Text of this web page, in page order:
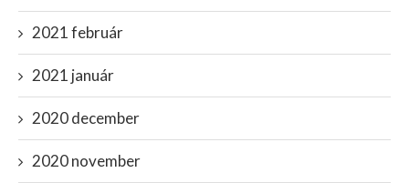
2021 február
2021 január
2020 december
2020 november